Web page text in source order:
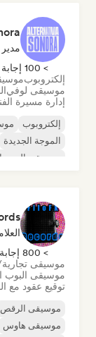
مدير
> 100 إجابة تم تقديمها
إلكتروبوب
موسيقى لوفي
إدارة مسيرة
إلكتروبوب
الموجة الجديدة
موسيقى البوب
> 800 إجابة تم تقديمها
موسيقى
موسيقى البوب
توقيع عقود مع
موسيقى الرقص
موسيقى هاوس